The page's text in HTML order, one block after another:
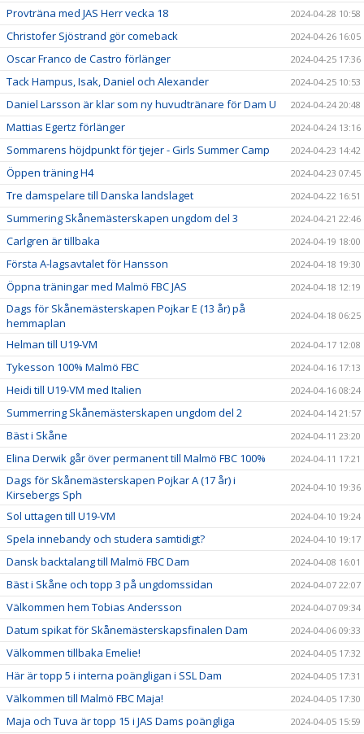
Provträna med JAS Herr vecka 18 2024-04-28 10:58
Christofer Sjöstrand gör comeback 2024-04-26 16:05
Oscar Franco de Castro förlänger 2024-04-25 17:36
Tack Hampus, Isak, Daniel och Alexander 2024-04-25 10:53
Daniel Larsson är klar som ny huvudtränare för Dam U 2024-04-24 20:48
Mattias Egertz förlänger 2024-04-24 13:16
Sommarens höjdpunkt för tjejer - Girls Summer Camp 2024-04-23 14:42
Öppen träning H4 2024-04-23 07:45
Tre damspelare till Danska landslaget 2024-04-22 16:51
Summering Skånemästerskapen ungdom del 3 2024-04-21 22:46
Carlgren är tillbaka 2024-04-19 18:00
Första A-lagsavtalet för Hansson 2024-04-18 19:30
Öppna träningar med Malmö FBC JAS 2024-04-18 12:19
Dags för Skånemästerskapen Pojkar E (13 år) på
hemmaplan
2024-04-18 06:25
Helman till U19-VM 2024-04-17 12:08
Tykesson 100% Malmö FBC 2024-04-16 17:13
Heidi till U19-VM med Italien 2024-04-16 08:24
Summerring Skånemästerskapen ungdom del 2 2024-04-14 21:57
Bäst i Skåne 2024-04-11 23:20
Elina Derwik går över permanent till Malmö FBC 100% 2024-04-11 17:21
Dags för Skånemästerskapen Pojkar A (17 år) i
Kirsebergs Sph
2024-04-10 19:36
Sol uttagen till U19-VM 2024-04-10 19:24
Spela innebandy och studera samtidigt? 2024-04-10 19:17
Dansk backtalang till Malmö FBC Dam 2024-04-08 16:01
Bäst i Skåne och topp 3 på ungdomssidan 2024-04-07 22:07
Välkommen hem Tobias Andersson 2024-04-07 09:34
Datum spikat för Skånemästerskapsfinalen Dam 2024-04-06 09:33
Välkommen tillbaka Emelie! 2024-04-05 17:32
Här är topp 5 i interna poängligan i SSL Dam 2024-04-05 17:31
Välkommen till Malmö FBC Maja! 2024-04-05 17:30
Maja och Tuva är topp 15 i JAS Dams poängliga 2024-04-05 15:59